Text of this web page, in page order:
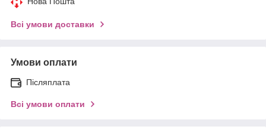
Всі умови доставки
Умови оплати
Післяплата
Всі умови оплати